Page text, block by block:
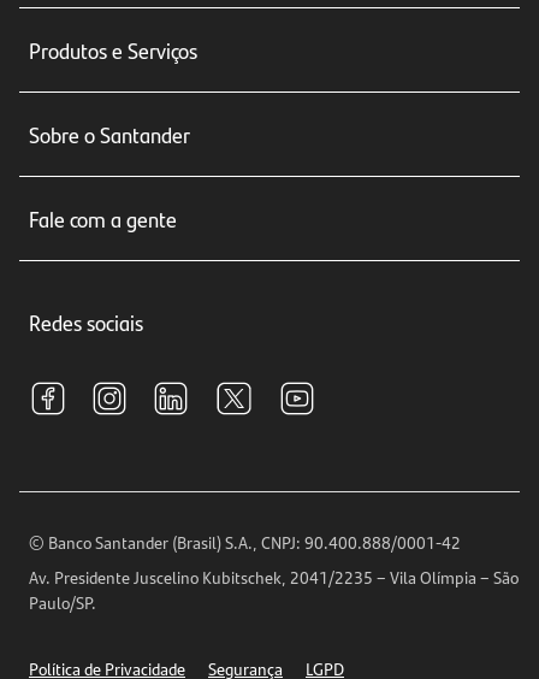
Produtos e Serviços
Seguros
Crédito e Financiamentos
Investimentos
Sobre o Santander
Relações com Investidores
Fale com a gente
Central de Renegociação
S.A.C
Encontre nossas agências
Horários de Atendimento
Telefones
Redes sociais
© Banco Santander (Brasil) S.A., CNPJ: 90.400.888/0001-42
Av. Presidente Juscelino Kubitschek, 2041/2235 – Vila Olímpia – São
Paulo/SP.
Política de Privacidade Segurança LGPD